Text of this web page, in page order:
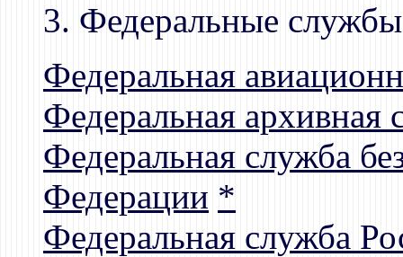
3. Федеральные
Федеральная
Федеральная архивная
Федеральная служба
Федерации *
Федеральная служба